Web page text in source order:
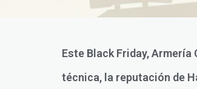
Este Black Friday,
técnica, la reputación de